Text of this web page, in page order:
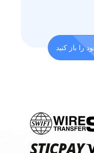
را باز کنید